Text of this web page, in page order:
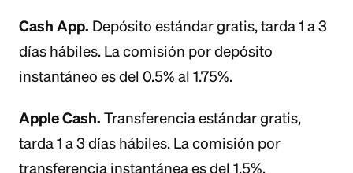
Cash App. Depósito estándar gratis, tarda 1 a 3
días hábiles. La comisión por depósito
instantáneo es del 0.5% al 1.75%.
Apple Cash. Transferencia estándar gratis,
tarda 1 a 3 días hábiles. La comisión por
transferencia instantánea es del 1.5%.